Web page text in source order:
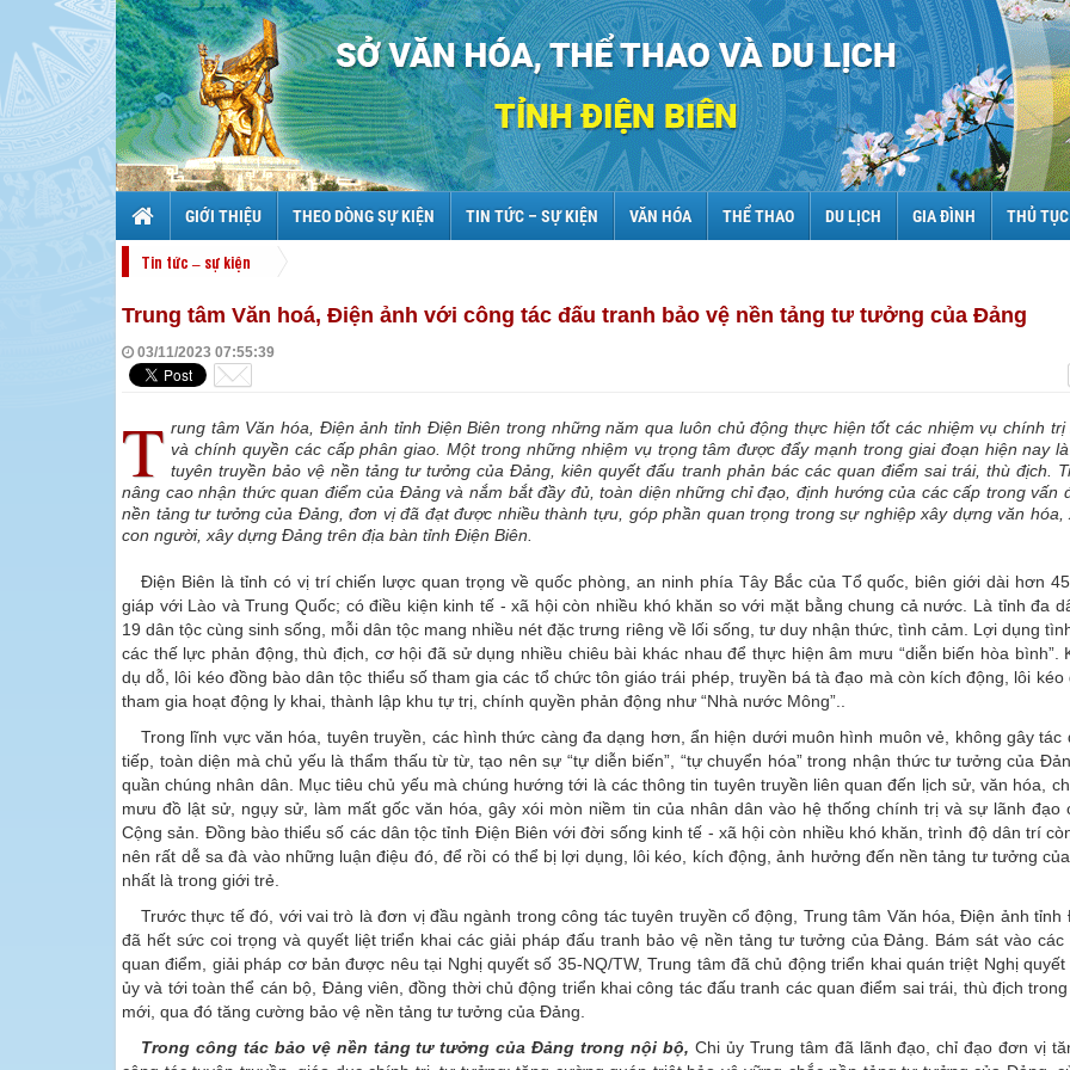
GIỚI THIỆU THEO DÒNG SỰ KIỆN TIN TỨC – SỰ KIỆN VĂN HÓA THỂ THAO DU LỊCH GIA ĐÌNH THỦ
Tin tức – sự kiện
Trung tâm Văn hoá, Điện ảnh với công tác đấu tranh bảo vệ nền tảng tư tưởng của Đảng
03/11/2023 07:55:39
T rung tâm Văn hóa, Điện ảnh tỉnh Điện Biên trong những năm qua luôn chủ động thực hiện tốt các nhiệm vụ chính
và chính quyền các cấp phân giao. Một trong những nhiệm vụ trọng tâm được đẩy mạnh trong giai đoạn hiện nay
tuyên truyền bảo vệ nền tảng tư tưởng của Đảng, kiên quyết đấu tranh phản bác các quan điểm sai trái, thù địch.
nâng cao nhận thức quan điểm của Đảng và nắm bắt đầy đủ, toàn diện những chỉ đạo, định hướng của các cấp trong vấn
nền tảng tư tưởng của Đảng, đơn vị đã đạt được nhiều thành tựu, góp phần quan trọng trong sự nghiệp xây dựng văn hóa,
con người, xây dựng Đảng trên địa bàn tỉnh Điện Biên.
Điện Biên là tỉnh có vị trí chiến lược quan trọng về quốc phòng, an ninh phía Tây Bắc của Tổ quốc, biên giới dài hơn
giáp với Lào và Trung Quốc; có điều kiện kinh tế - xã hội còn nhiều khó khăn so với mặt bằng chung cả nước. Là tỉnh đa
19 dân tộc cùng sinh sống, mỗi dân tộc mang nhiều nét đặc trưng riêng về lối sống, tư duy nhận thức, tình cảm. Lợi dụng
các thế lực phản động, thù địch, cơ hội đã sử dụng nhiều chiêu bài khác nhau để thực hiện âm mưu “diễn biến hòa bình”.
dụ dỗ, lôi kéo đồng bào dân tộc thiểu số tham gia các tổ chức tôn giáo trái phép, truyền bá tà đạo mà còn kích động, lôi kéo
tham gia hoạt động ly khai, thành lập khu tự trị, chính quyền phản động như “Nhà nước Mông”..
Trong lĩnh vực văn hóa, tuyên truyền, các hình thức càng đa dạng hơn, ẩn hiện dưới muôn hình muôn vẻ, không gây tác
tiếp, toàn diện mà chủ yếu là thẩm thấu từ từ, tạo nên sự “tự diễn biến”, “tự chuyển hóa” trong nhận thức tư tưởng của
quần chúng nhân dân. Mục tiêu chủ yếu mà chúng hướng tới là các thông tin tuyên truyền liên quan đến lịch sử, văn hóa,
mưu đồ lật sử, ngụy sử, làm mất gốc văn hóa, gây xói mòn niềm tin của nhân dân vào hệ thống chính trị và sự lãnh đạo
Cộng sản. Đồng bào thiểu số các dân tộc tỉnh Điện Biên với đời sống kinh tế - xã hội còn nhiều khó khăn, trình độ dân trí
nên rất dễ sa đà vào những luận điệu đó, để rồi có thể bị lợi dụng, lôi kéo, kích động, ảnh hưởng đến nền tảng tư tưởng
nhất là trong giới trẻ.
Trước thực tế đó, với vai trò là đơn vị đầu ngành trong công tác tuyên truyền cổ động, Trung tâm Văn hóa, Điện ảnh tỉnh
đã hết sức coi trọng và quyết liệt triển khai các giải pháp đấu tranh bảo vệ nền tảng tư tưởng của Đảng. Bám sát vào các
quan điểm, giải pháp cơ bản được nêu tại Nghị quyết số 35-NQ/TW, Trung tâm đã chủ động triển khai quán triệt Nghị quyết
ủy và tới toàn thể cán bộ, Đảng viên, đồng thời chủ động triển khai công tác đấu tranh các quan điểm sai trái, thù địch
mới, qua đó tăng cường bảo vệ nền tảng tư tưởng của Đảng.
Trong công tác bảo vệ nền tảng tư tưởng của Đảng trong nội bộ, Chi ủy Trung tâm đã lãnh đạo, chỉ đạo đơn vị